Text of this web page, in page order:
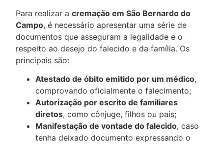
Para realizar a cremação em São Bernardo do
Campo, é necessário apresentar uma série de
documentos que asseguram a legalidade e o
respeito ao desejo do falecido e da família. Os
principais são:
Atestado de óbito emitido por um médico,
comprovando oficialmente o falecimento;
Autorização por escrito de familiares
diretos, como cônjuge, filhos ou pais;
Manifestação de vontade do falecido, caso
tenha deixado documento expressando o